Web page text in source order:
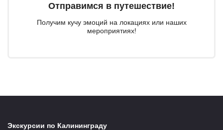
Отправимся в путешествие!
Получим кучу эмоций на локациях или наших
мероприятиях!
Экскурсии по Калининграду